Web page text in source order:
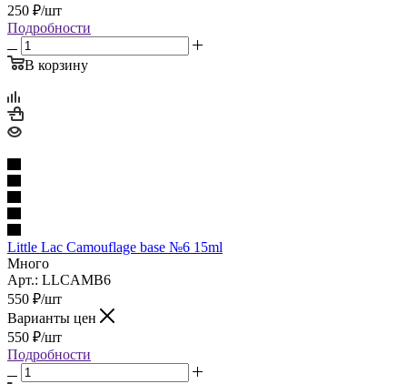
250 ₽/шт
Подробности
В корзину
Little Lac Camouflage base №6 15ml
Много
Арт.: LLCAMB6
550 ₽/шт
Варианты цен
550 ₽/шт
Подробности